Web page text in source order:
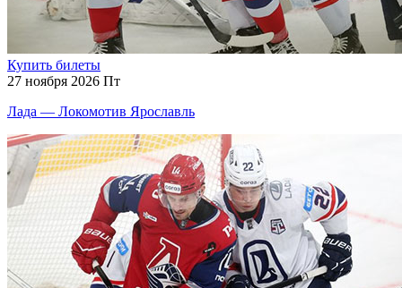
Купить билеты
27 ноября 2026 Пт
Лада — Локомотив Ярославль